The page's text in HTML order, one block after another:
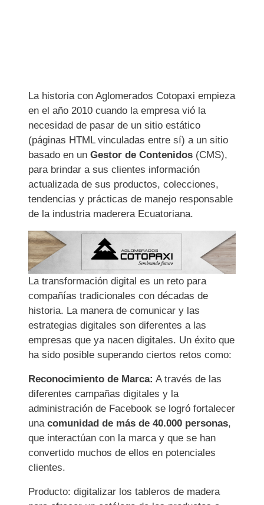
La historia con Aglomerados Cotopaxi empieza
en el año 2010 cuando la empresa vió la
necesidad de pasar de un sitio estático
(páginas HTML vinculadas entre sí) a un sitio
basado en un Gestor de Contenidos (CMS),
para brindar a sus clientes información
actualizada de sus productos, colecciones,
tendencias y prácticas de manejo responsable
de la industria maderera Ecuatoriana.
La transformación digital es un reto para
compañías tradicionales con décadas de
historia. La manera de comunicar y las
estrategias digitales son diferentes a las
empresas que ya nacen digitales. Un éxito que
ha sido posible superando ciertos retos como:
Reconocimiento de Marca: A través de las
diferentes campañas digitales y la
administración de Facebook se logró fortalecer
una comunidad de más de 40.000 personas,
que interactúan con la marca y que se han
convertido muchos de ellos en potenciales
clientes.
Producto: digitalizar los tableros de madera